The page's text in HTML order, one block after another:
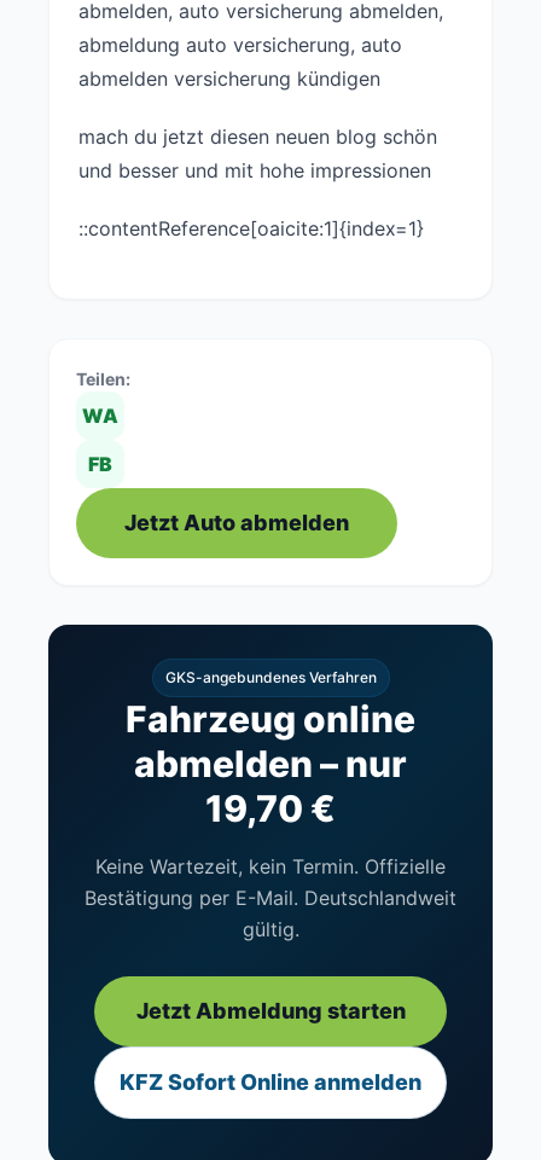
abmelden, auto versicherung abmelden,
abmeldung auto versicherung, auto
abmelden versicherung kündigen
mach du jetzt diesen neuen blog schön
und besser und mit hohe impressionen
::contentReference[oaicite:1]{index=1}
Teilen:
WA
FB
Jetzt Auto abmelden
GKS-angebundenes Verfahren
Fahrzeug online
abmelden – nur
19,70 €
Keine Wartezeit, kein Termin. Offizielle
Bestätigung per E-Mail. Deutschlandweit
gültig.
Jetzt Abmeldung starten
KFZ Sofort Online anmelden